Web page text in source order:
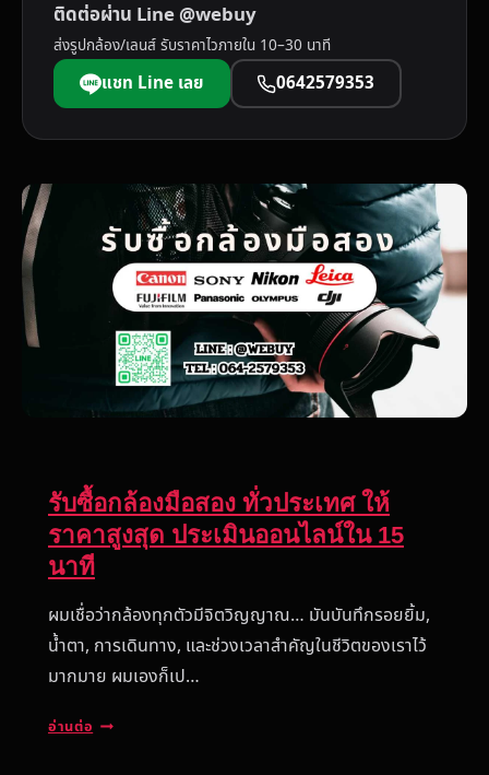
ติดต่อผ่าน Line @webuy
ส่งรูปกล้อง/เลนส์ รับราคาไวภายใน 10–30 นาที
แชท Line เลย 0642579353
รับซื้อกล้องมือสอง ทั่วประเทศ ให้
ราคาสูงสุด ประเมินออนไลน์ใน 15
นาที
ผมเชื่อว่ากล้องทุกตัวมีจิตวิญญาณ… มันบันทึกรอยยิ้ม,
น้ำตา, การเดินทาง, และช่วงเวลาสำคัญในชีวิตของเราไว้
มากมาย ผมเองก็เป…
อ่านต่อ